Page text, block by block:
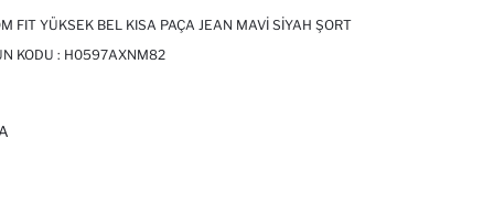
FIT YÜKSEK BEL KISA PAÇA JEAN MAVI SIYAH ŞORT
KODU : H0597AXNM82